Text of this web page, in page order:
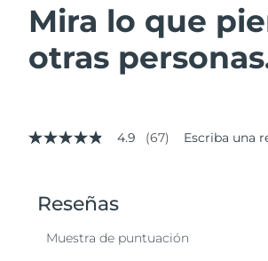
Mira lo que
otras
4.9
valor
medio
valoración.
4.9 (67) Escriba una